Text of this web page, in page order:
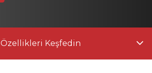
Özellikleri Keşfedin